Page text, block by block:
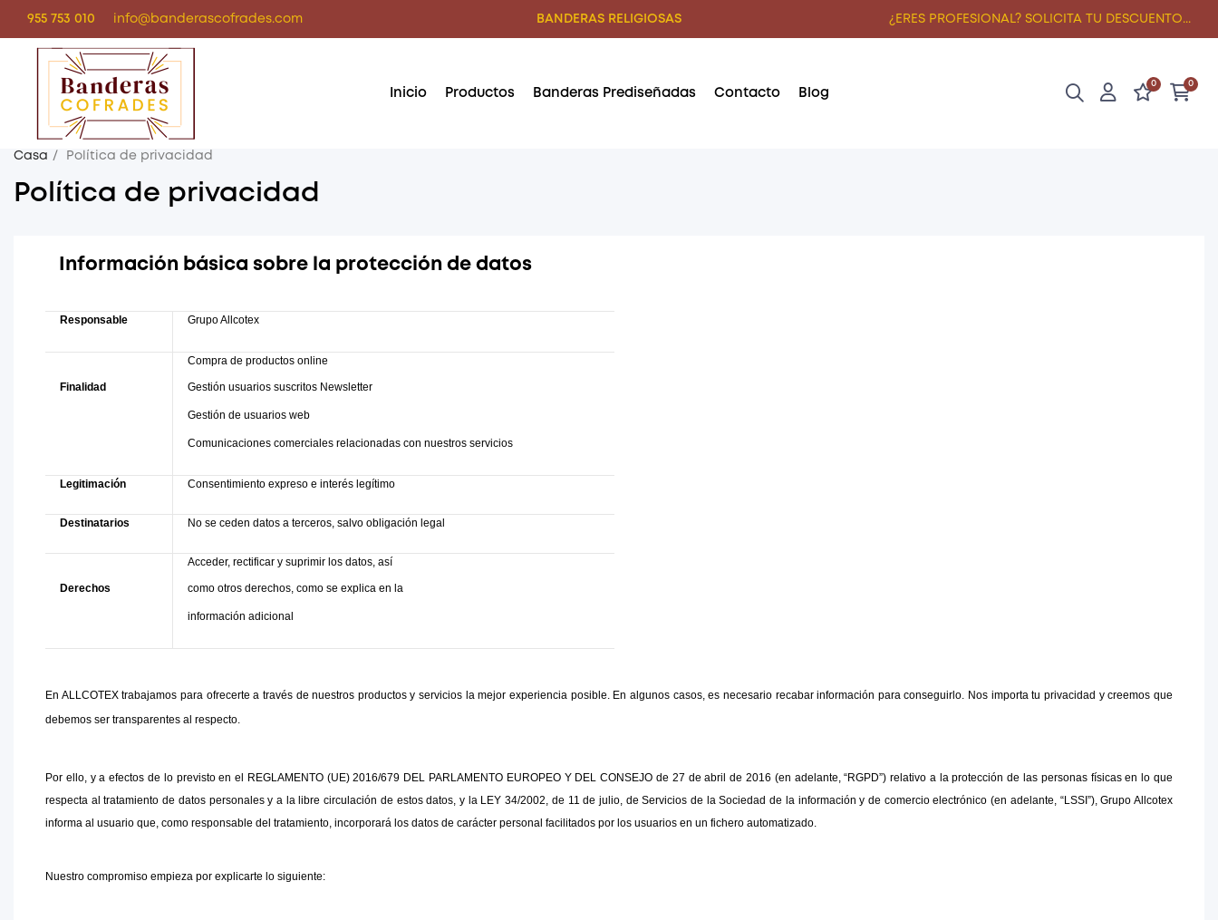
955 753 010 info@banderascofrades.com BANDERAS RELIGIOSAS ¿ERES PROFESIONAL? SOLICITA TU DESCUENTO...
Inicio Productos Banderas Prediseñadas Contacto Blog
0 0
Casa Política de privacidad
Política de privacidad
Información básica sobre la protección de datos
Responsable Grupo Allcotex
Compra de productos online
Finalidad Gestión usuarios suscritos Newsletter
Gestión de usuarios web
Comunicaciones comerciales relacionadas con nuestros servicios
Legitimación Consentimiento expreso e interés legítimo
Destinatarios No se ceden datos a terceros, salvo obligación legal
Acceder, rectificar y suprimir los datos, así
Derechos como otros derechos, como se explica en la
información adicional
En ALLCOTEX trabajamos para ofrecerte a través de nuestros productos y servicios la mejor experiencia posible. En algunos casos, es necesario recabar información para conseguirlo. Nos importa tu privacidad y creemos que
debemos ser transparentes al respecto.
Por ello, y a efectos de lo previsto en el REGLAMENTO (UE) 2016/679 DEL PARLAMENTO EUROPEO Y DEL CONSEJO de 27 de abril de 2016 (en adelante, “RGPD”) relativo a la protección de las personas físicas en lo que
respecta al tratamiento de datos personales y a la libre circulación de estos datos, y la LEY 34/2002, de 11 de julio, de Servicios de la Sociedad de la información y de comercio electrónico (en adelante, “LSSI”), Grupo Allcotex
informa al usuario que, como responsable del tratamiento, incorporará los datos de carácter personal facilitados por los usuarios en un fichero automatizado.
Nuestro compromiso empieza por explicarte lo siguiente: